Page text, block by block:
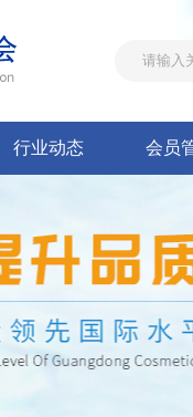
行业动态 会员